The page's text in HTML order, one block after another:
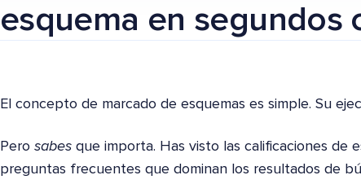
esquema en segundos
El concepto de marcado de esquemas es simple. Su
Pero sabes que importa. Has visto las calificaciones de
preguntas frecuentes que dominan los resultados de